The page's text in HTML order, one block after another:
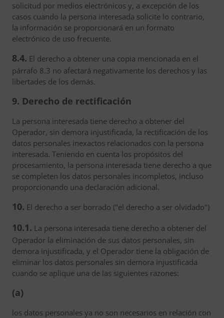
solicitud por medios electrónicos y, a excepción de los
casos cuando la persona interesada solicite lo contrario,
la información se proporcionará en un formato
electrónico de uso frecuente.
8.4. El derecho a obtener una copia mencionada en el
párrafo 8.3 no afectará negativamente los derechos y las
libertades de los demás.
9. Derecho de rectificación
La persona interesada tiene derecho a obtener del
Operador, sin demora injustificada, la rectificación de los
datos personales inexactos relacionados con la persona
interesada. Teniendo en cuenta los propósitos del
procesamiento, la persona interesada tiene derecho a que
se completen los datos personales incompletos, incluso
proporcionando una declaración adicional.
10. El derecho a ser borrado ("el derecho a ser olvidado")
10.1. La persona interesada tiene derecho a obtener del
Operador la eliminación de sus datos personales, sin
demora injustificada, y el Operador tiene la obligación de
eliminar los datos personales sin demora injustificada
cuando se aplique una de las siguientes razones:
(a)
los datos personales ya no son necesarios en relación con